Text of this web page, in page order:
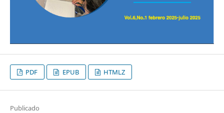
PDF EPUB HTMLZ
Publicado